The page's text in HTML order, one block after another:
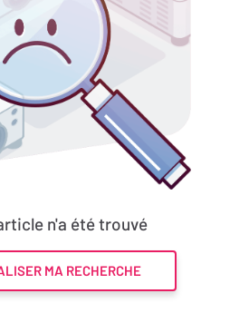
n'a été trouvé
MA RECHERCHE